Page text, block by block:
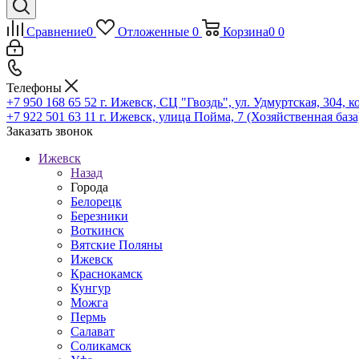
Сравнение0 Отложенные 0 Корзина0 0
Телефоны
+7 950 168 65 52 г. Ижевск, СЦ "Гвоздь", ул. Удмуртская, 304,
+7 922 501 63 11 г. Ижевск, улица Пойма, 7 (Хозяйственная
Заказать звонок
Ижевск
Назад
Города
Белорецк
Березники
Воткинск
Вятские Поляны
Ижевск
Краснокамск
Кунгур
Можга
Пермь
Салават
Соликамск